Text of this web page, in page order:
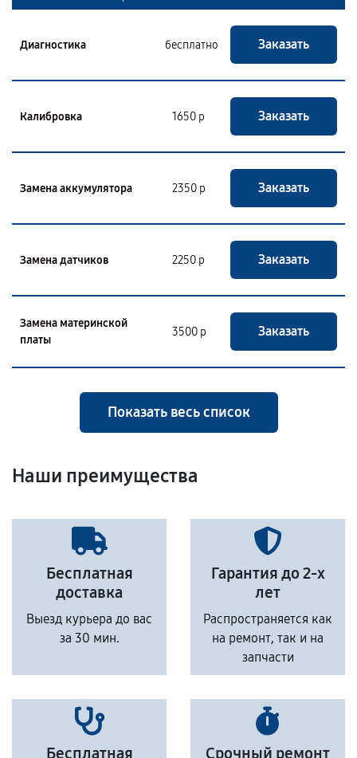
Диагностика бесплатно Заказать
Калибровка 1650 р Заказать
Замена аккумулятора 2350 р Заказать
Замена датчиков 2250 р Заказать
Замена материнской
платы
3500 р Заказать
Показать весь список
Наши преимущества
Бесплатная
доставка
Выезд курьера до вас
за 30 мин.
Гарантия до 2-х
лет
Распространяется как
на ремонт, так и на
запчасти
Бесплатная Срочный ремонт